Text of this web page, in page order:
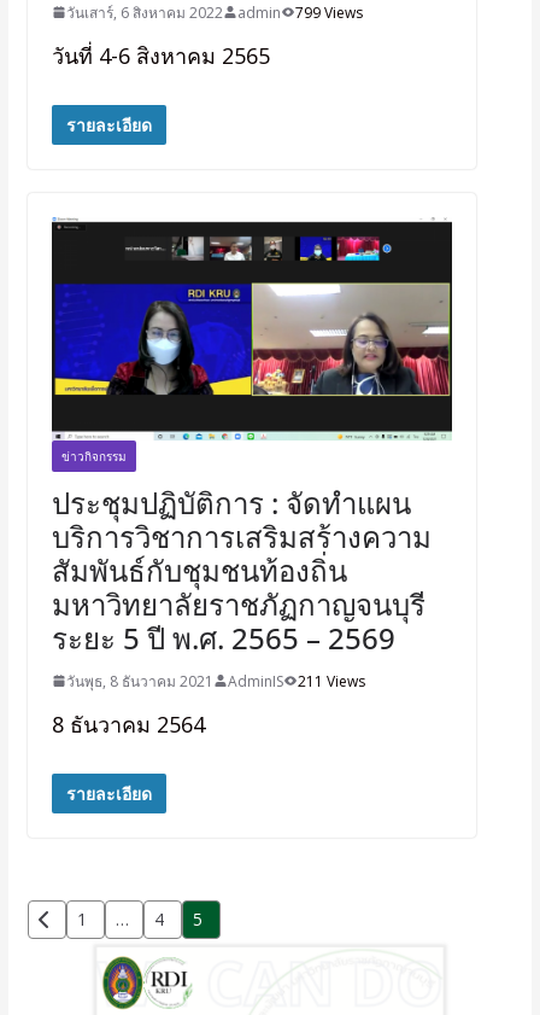
วันเสาร์, 6 สิงหาคม 2022 admin 799 Views
วันที่ 4-6 สิงหาคม 2565
รายละเอียด
ข่าวกิจกรรม
ประชุมปฏิบัติการ : จัดทำแผน
บริการวิชาการเสริมสร้างความ
สัมพันธ์กับชุมชนท้องถิ่น
มหาวิทยาลัยราชภัฏกาญจนบุรี
ระยะ 5 ปี พ.ศ. 2565 – 2569
วันพุธ, 8 ธันวาคม 2021 AdminIS 211 Views
8 ธันวาคม 2564
รายละเอียด
1 … 4 5